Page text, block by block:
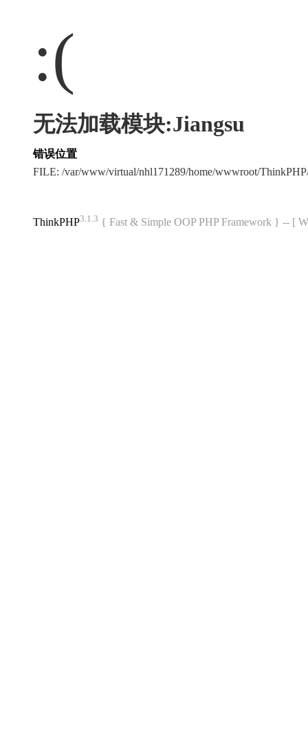
:(
无法加载模块:Jiangsu
错误位置
FILE: /var/www/virtual/nhl171289/home/wwwroot/
ThinkPHP3.1.3 { Fast & Simple OOP PHP Framework } -- [